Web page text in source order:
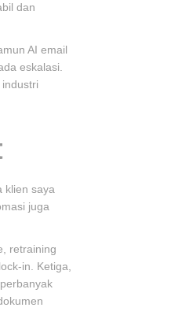
dan
AI email
eskalasi.
klien saya
juga
retraining
in. Ketiga,